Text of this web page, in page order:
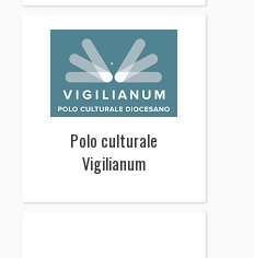
Polo culturale
Vigilianum